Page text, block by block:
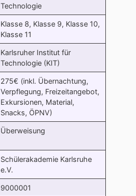
Technologie
Klasse 8, Klasse 9, Klasse 10,
Klasse 11
Karlsruher Institut für
Technologie (KIT)
275€ (inkl. Übernachtung,
Verpflegung, Freizeitangebot,
Exkursionen, Material,
Snacks, ÖPNV)
Überweisung
Schülerakademie Karlsruhe
e.V.
9000001